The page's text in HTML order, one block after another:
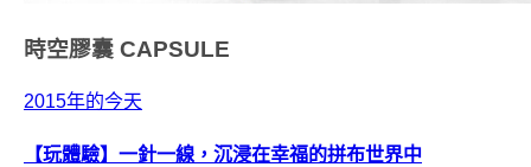
時空膠囊 CAPSULE
2015年的今天
【玩體驗】一針一線，沉浸在幸福的拼布世界中